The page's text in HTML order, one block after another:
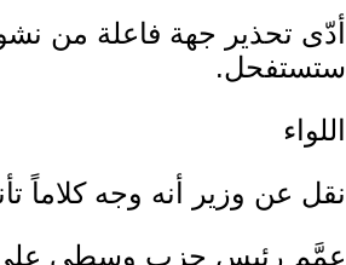
أدّى تحذير جهة فاعلة من
ستستفحل.
اللواء
نقل عن وزير أنه وجه كلاماً
عمَّم رئيس حزب وسطي على